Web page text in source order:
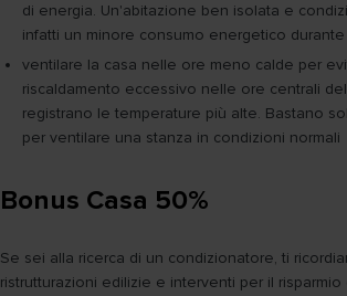
di energia. Un'abitazione ben isolata e
infatti un minore consumo energetico
ventilare la casa nelle ore meno calde per
riscaldamento eccessivo nelle ore centrali
registrano le temperature più alte. Bastano
per ventilare una stanza in condizioni normali
Bonus Casa 50%
Se sei alla ricerca di un condizionatore, ti
ristrutturazioni edilizie e interventi per il